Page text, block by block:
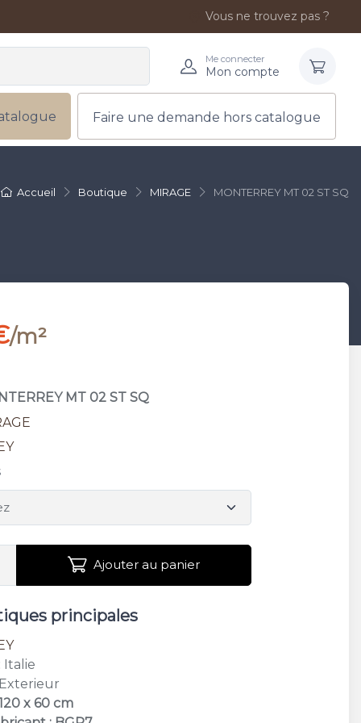
Vous ne trouvez pas ?
Me connecter
Mon compte
Faire une demande hors catalogue
Accueil Boutique MIRAGE MONTERREY MT 02 ST SQ
/m²
MT 02 ST SQ
Ajouter au panier
principales
: Italie
x 60 cm